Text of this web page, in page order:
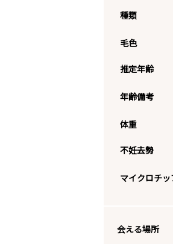
種類
毛色
推定年齢
年齢備考
体重
不妊去勢
マイクロチッ
会える場所